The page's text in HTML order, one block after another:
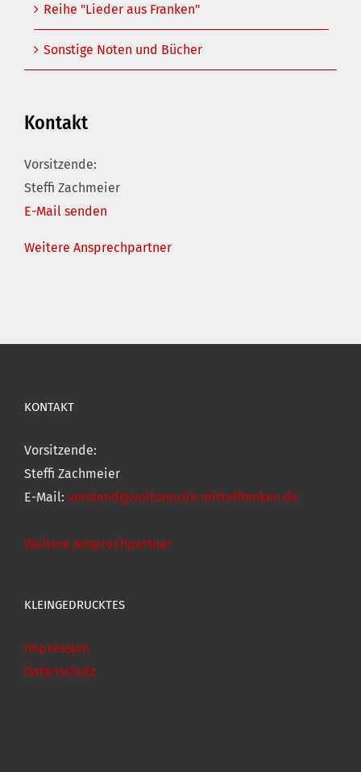
Reihe "Lieder aus Franken"
Sonstige Noten und Bücher
Kontakt
Vorsitzende:
Steffi Zachmeier
E-Mail senden
Weitere Ansprechpartner
KONTAKT
Vorsitzende:
Steffi Zachmeier
E-Mail: vorstand@volksmusik-mittelfranken.de
Weitere Ansprechpartner
KLEINGEDRUCKTES
Impressum
Datenschutz